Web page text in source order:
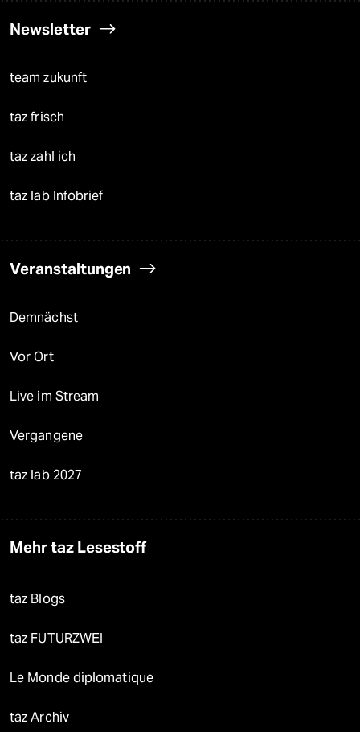
Newsletter
team zukunft
taz frisch
taz zahl ich
taz lab Infobrief
Veranstaltungen
Demnächst
Vor Ort
Live im Stream
Vergangene
taz lab 2027
Mehr taz Lesestoff
taz Blogs
taz FUTURZWEI
Le Monde diplomatique
taz Archiv